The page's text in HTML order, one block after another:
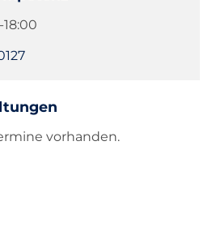
18:00
vorhanden.